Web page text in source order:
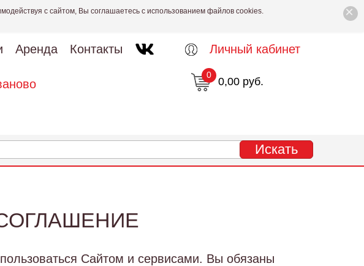
×
с сайтом, Вы соглашаетесь с использованием файлов cookies.
Аренда Контакты Личный кабинет
0,00 руб.
0
Сайтом и сервисами. Вы обязаны